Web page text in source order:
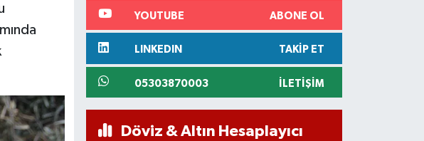
YOUTUBE ABONE OL
LINKEDIN TAKIP ET
05303870003 İLETIŞIM
Döviz & Altın Hesaplayıcı